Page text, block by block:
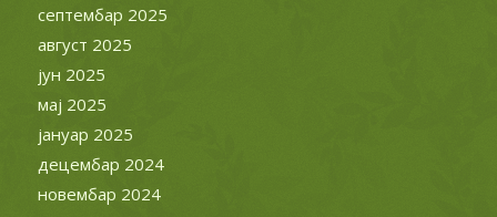
септембар 2025
август 2025
јун 2025
мај 2025
јануар 2025
децембар 2024
новембар 2024